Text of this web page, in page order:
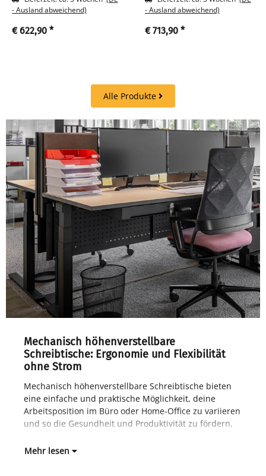
- Ausland abweichend)
€ 622,90 *
schwarz
- Ausland abweichend)
€ 713,90 *
Alle Produkte
Mechanisch höhenverstellbare
Schreibtische: Ergonomie und Flexibilität
ohne Strom
Mechanisch höhenverstellbare Schreibtische bieten
eine einfache und praktische Möglichkeit, deine
Arbeitsposition im Büro oder Home-Office zu variieren
und so die Gesundheit und Produktivität zu fördern.
Mehr lesen